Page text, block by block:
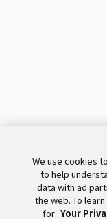
We use cookies
to help
data with ad
the web. To
for Your